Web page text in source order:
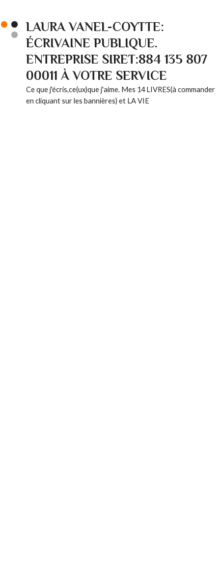
LAURA VANEL-COYTTE:
ÉCRIVAINE PUBLIQUE.
ENTREPRISE SIRET:884 135 807
00011 À VOTRE SERVICE
Ce que j'écris,ce(ux)que j'aime. Mes 14 LIVRES(à commander
en cliquant sur les bannières) et LA VIE